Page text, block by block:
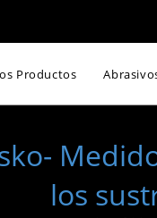
Productos
los